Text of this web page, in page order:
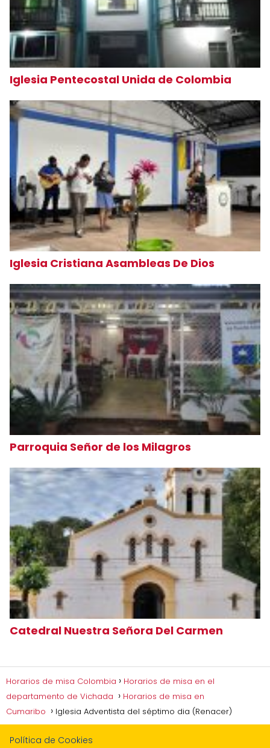
Iglesia Pentecostal Unida de Colombia
Iglesia Cristiana Asambleas De Dios
Parroquia Señor de los Milagros
Catedral Nuestra Señora Del Carmen
Horarios de misa Colombia
Horarios de misa en el
departamento de Vichada
Horarios de misa en
Cumaribo
Iglesia Adventista del séptimo dia (Renacer)
Política de Cookies